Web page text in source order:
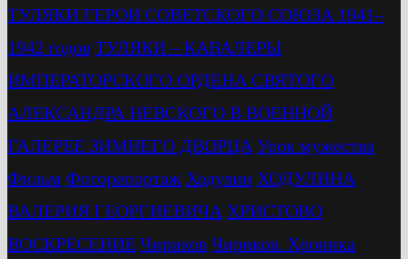
ТУЛЯКИ ГЕРОИ СОВЕТСКОГО СОЮЗА 1941–
1942 годов ТУЛЯКИ – КАВАЛЕРЫ
ИМПЕРАТОРСКОГО ОРДЕНА СВЯТОГО
АЛЕКСАНДРА НЕВСКОГО В ВОЕННОЙ
ГАЛЕРЕЕ ЗИМНЕГО ДВОРЦА Урок мужества
Фильм Фоторепортаж Ходулин ХОДУЛИНА
ВАЛЕРИЯ ГЕОРГИЕВИЧА ХРИСТОВО
ВОСКРЕСЕНИЕ Чириков Чириков. Хроника